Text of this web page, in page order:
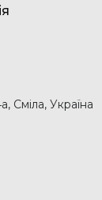
Сміла, Україна